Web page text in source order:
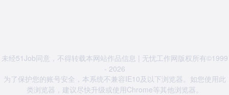
未经51Job同意，不得转载本网站作品信息 | 无忧工作网版权所有©1999
- 2026
为了保护您的账号安全，本系统不兼容IE10及以下浏览器。如您使用此
类浏览器，建议尽快升级或使用Chrome等其他浏览器。